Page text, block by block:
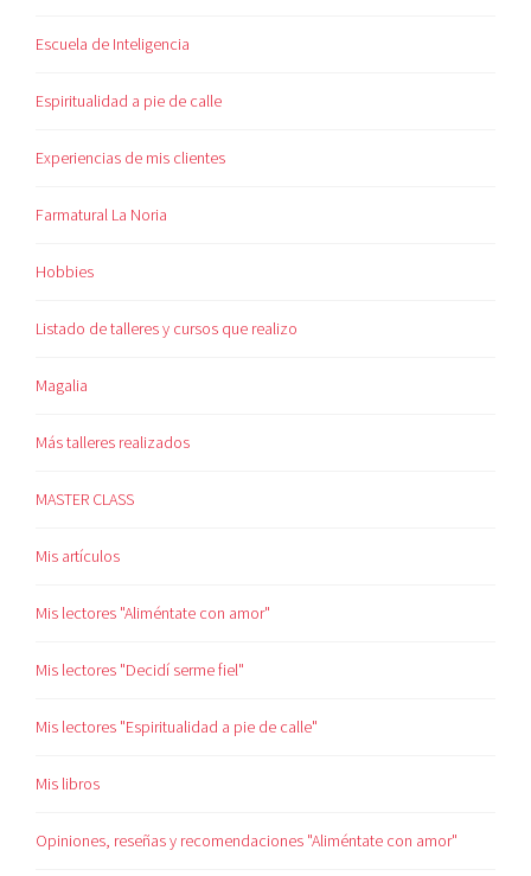
Escuela de Inteligencia
Espiritualidad a pie de calle
Experiencias de mis clientes
Farmatural La Noria
Hobbies
Listado de talleres y cursos que realizo
Magalia
Más talleres realizados
MASTER CLASS
Mis artículos
Mis lectores "Aliméntate con amor"
Mis lectores "Decidí serme fiel"
Mis lectores "Espiritualidad a pie de calle"
Mis libros
Opiniones, reseñas y recomendaciones "Aliméntate con amor"